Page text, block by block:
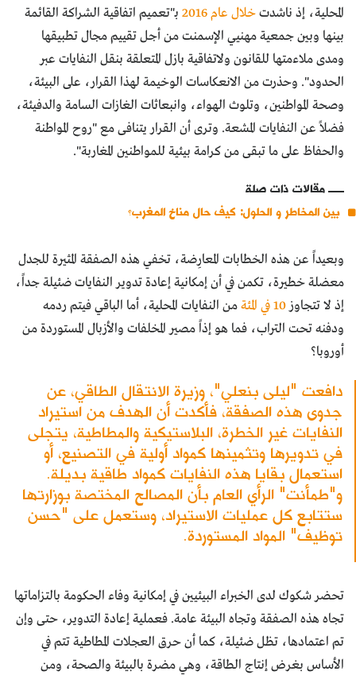
المحلية، إذ ناشدتخلال عام 2016
بـ"تعميم اتفاقية الشراكة القائمة
بينها وبين جمعية مهنيي الإسمنت من أجل تقييم مجال تطبيقها
ومدى ملاءمتها للقانون ولاتفاقية بازل المتعلقة بنقل النفايات عبر
الحدود". وحذرت من الانعكاسات الوخيمة لهذا القرار، على البيئة،
وصحة المواطنين، وتلوث الهواء، وانبعاثات الغازات السامة والدفيئة،
فضلاً عن النفايات المشعة. وترى أن القرار يتنافى مع "روح المواطنة
والحفاظ على ما تبقى من كرامة بيئية للمواطنين المغاربة".
مقالات ذات صلة
بين المخاطر و الحلول: كيف حال مناخ المغرب؟
وبعيداً عن هذه الخطابات المعارِضة، تخفي هذه الصفقة المثيرة للجدل
معضلة خطيرة، تكمن في أن إمكانية إعادة تدوير النفايات ضئيلة جداً،
إذ لا تتجاوز10 في المئة
من النفايات المحلية، أما الباقي فيتم ردمه
ودفنه تحت التراب، فما هو إذاً مصير المخلفات والأزبال المستوردة من
أوروبا؟
دافعت "ليلى بنعلي"، وزيرة الانتقال الطاقي، عن
جدوى هذه الصفقة، فأكدت أن الهدف من استيراد
النفايات غير الخطرة، البلاستيكية والمطاطية، يتجلى
في تدويرها وتثمينها كمواد أولية في التصنيع، أو
استعمال بقايا هذه النفايات كمواد طاقية بديلة.
و"طمأنت" الرأي العام بأن المصالح المختصة بوزارتها
ستتابع كل عمليات الاستيراد، وستعمل على "حسن
توظيف" المواد المستوردة.
تحضر شكوك لدى الخبراء البيئيين في إمكانية وفاء الحكومة بالتزاماتها
تجاه هذه الصفقة وتجاه البيئة عامة. فعملية إعادة التدوير، حتى وإن
تم اعتمادها، تظل ضئيلة، كما أن حرق العجلات المطاطية تتم في
الأساس بغرض إنتاج الطاقة، وهي مضرة بالبيئة والصحة، ومن